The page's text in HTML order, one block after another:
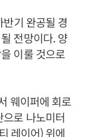
기 완공될 경
전망이다. 양
이룰 것으로
웨이퍼에 회로
로 나노미터
레이어) 위에